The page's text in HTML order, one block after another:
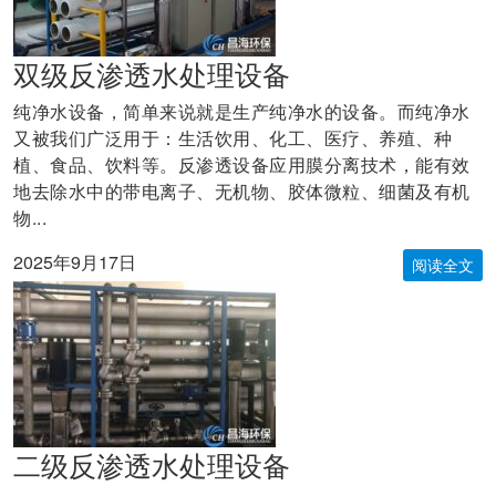
双级反渗透水处理设备
纯净水设备，简单来说就是生产纯净水的设备。而纯净水
又被我们广泛用于：生活饮用、化工、医疗、养殖、种
植、食品、饮料等。反渗透设备应用膜分离技术，能有效
地去除水中的带电离子、无机物、胶体微粒、细菌及有机
物...
2025年9月17日
阅读全文
二级反渗透水处理设备